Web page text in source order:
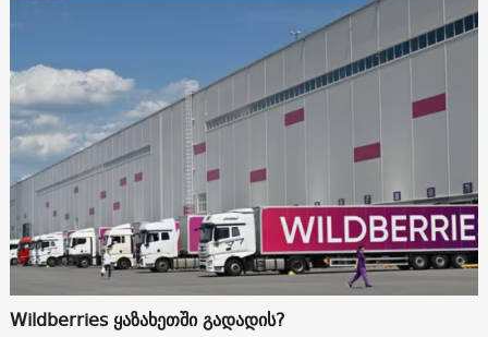
Wildberries ყაზახეთში გადადის?